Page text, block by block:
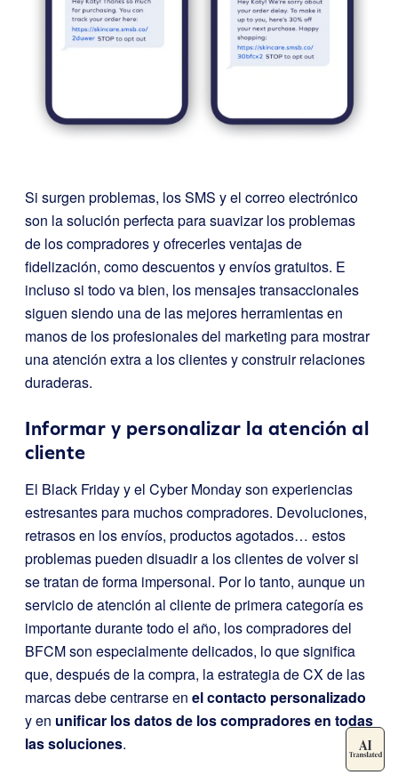
Si surgen problemas, los SMS y el correo electrónico
son la solución perfecta para suavizar los problemas
de los compradores y ofrecerles ventajas de
fidelización, como descuentos y envíos gratuitos. E
incluso si todo va bien, los mensajes transaccionales
siguen siendo una de las mejores herramientas en
manos de los profesionales del marketing para mostrar
una atención extra a los clientes y construir relaciones
duraderas.
Informar y personalizar la atención al
cliente
El Black Friday y el Cyber Monday son experiencias
estresantes para muchos compradores. Devoluciones,
retrasos en los envíos, productos agotados… estos
problemas pueden disuadir a los clientes de volver si
se tratan de forma impersonal. Por lo tanto, aunque un
servicio de atención al cliente de primera categoría es
importante durante todo el año, los compradores del
BFCM son especialmente delicados, lo que significa
que, después de la compra, la estrategia de CX de las
marcas debe centrarse en el contacto personalizado
y en unificar los datos de los compradores en todas
las soluciones.